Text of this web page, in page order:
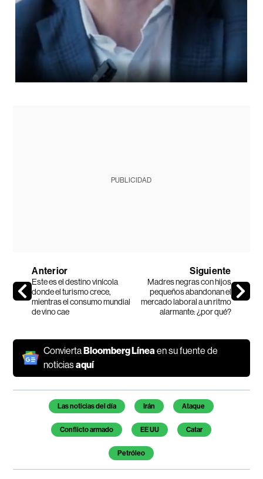
PUBLICIDAD
Anterior
Este es el destino vinícola
donde el turismo crece,
mientras el consumo mundial
de vino cae
Siguiente
Madres negras con hijos
pequeños abandonan el
mercado laboral a un ritmo
alarmante: ¿por qué?
ConviertaBloomberg Línea en su fuente de
noticiasaquí
Temas de este artículo
Las noticias del día Irán Ataque
Conflicto armado EE UU Catar
Petróleo